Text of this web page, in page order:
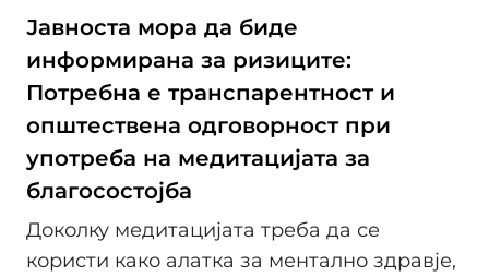
Јавноста мора да биде
информирана за ризиците:
Потребна е транспарентност и
општествена одговорност при
употреба на медитацијата за
благосостојба
Доколку медитацијата треба да се
користи како алатка за ментално здравје,